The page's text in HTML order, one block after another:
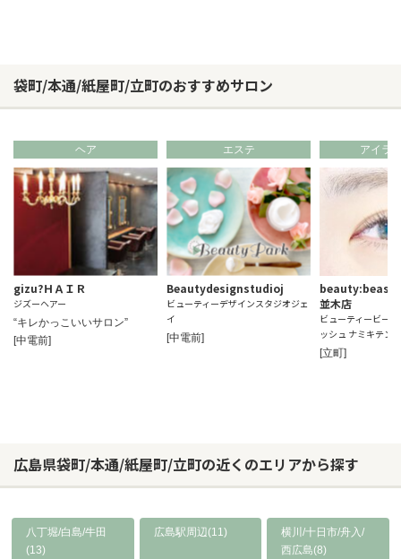
袋町/本通/紙屋町/立町のおすすめサロン
ヘア
gizu?ＨＡＩＲ
ジズーヘアー
“キレかっこいいサロン”
[中電前]
エステ
Beautydesignstudioj
ビューティーデザインスタジオジェ
イ
[中電前]
アイラ
beauty:beast
並木店
ビューティービー
ッシュ ナミキテン
[立町]
広島県袋町/本通/紙屋町/立町の近くのエリアから探す
八丁堀/白島/牛田
(13)
広島駅周辺(11)
横川/十日市/舟入/
西広島(8)